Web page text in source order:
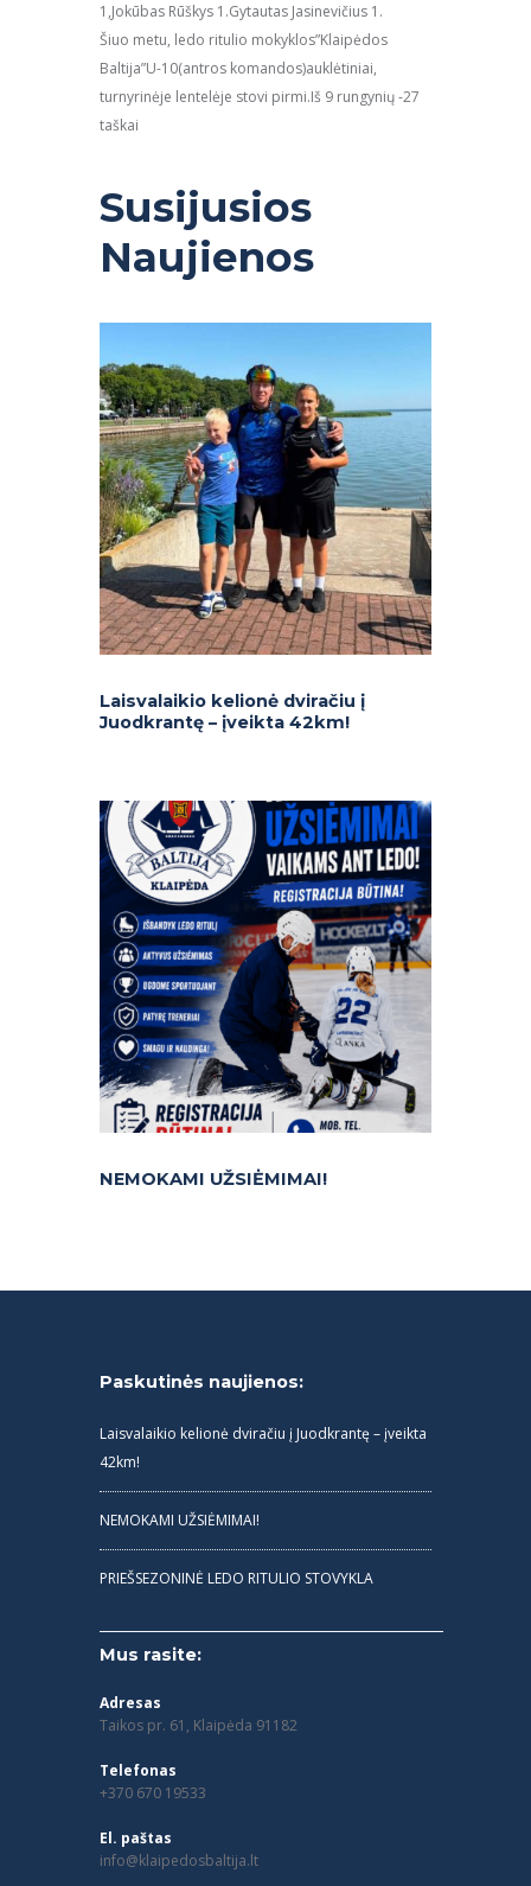
1,Jokūbas Rūškys 1.Gytautas Jasinevičius 1.
Šiuo metu, ledo ritulio mokyklos”Klaipėdos
Baltija”U-10(antros komandos)auklėtiniai,
turnyrinėje lentelėje stovi pirmi.Iš 9 rungynių -27
taškai
Susijusios
Naujienos
Laisvalaikio kelionė dviračiu į
Juodkrantę – įveikta 42km!
NEMOKAMI UŽSIĖMIMAI!
Paskutinės naujienos:
Laisvalaikio kelionė dviračiu į Juodkrantę – įveikta
42km!
NEMOKAMI UŽSIĖMIMAI!
PRIEŠSEZONINĖ LEDO RITULIO STOVYKLA
Mus rasite:
Adresas
Taikos pr. 61, Klaipėda 91182
Telefonas
+370 670 19533
El. paštas
info@klaipedosbaltija.lt